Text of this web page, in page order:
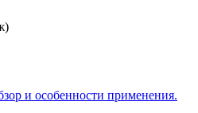
и особенности применения.